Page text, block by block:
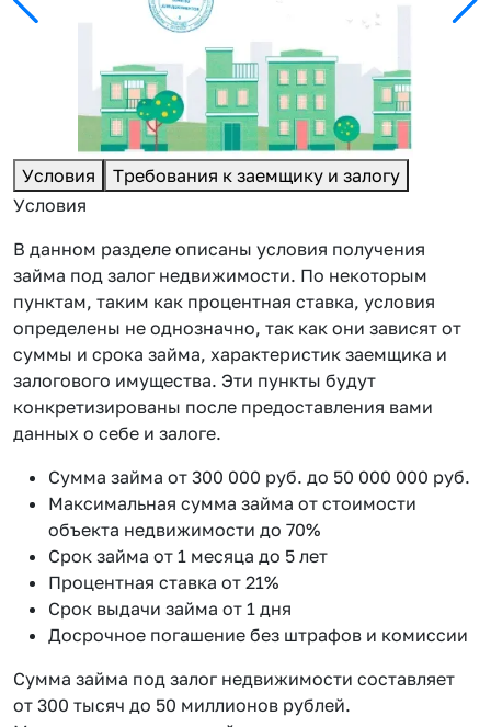
Условия
Требования к заемщику и залогу
Условия
В данном разделе описаны условия получения
займа под залог недвижимости. По некоторым
пунктам, таким как процентная ставка, условия
определены не однозначно, так как они зависят от
суммы и срока займа, характеристик заемщика и
залогового имущества. Эти пункты будут
конкретизированы после предоставления вами
данных о себе и залоге.
Сумма займа от 300 000 руб. до 50 000 000 руб.
Максимальная сумма займа от стоимости
объекта недвижимости до 70%
Срок займа от 1 месяца до 5 лет
Процентная ставка от 21%
Срок выдачи займа от 1 дня
Досрочное погашение без штрафов и комиссии
Сумма займа под залог недвижимости составляет
от 300 тысяч до 50 миллионов рублей.